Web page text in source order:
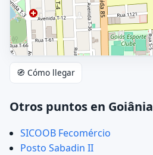
🧭 Cómo llegar
Otros puntos en Goiânia
SICOOB Fecomércio
Posto Sabadin II